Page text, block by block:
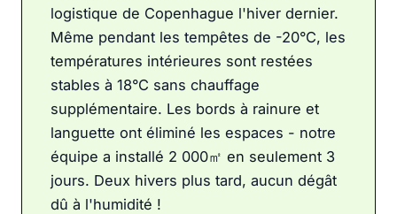
logistique de Copenhague l'hiver dernier.
Même pendant les tempêtes de -20°C, les
températures intérieures sont restées
stables à 18°C sans chauffage
supplémentaire. Les bords à rainure et
languette ont éliminé les espaces - notre
équipe a installé 2 000㎡ en seulement 3
jours. Deux hivers plus tard, aucun dégât
dû à l'humidité !